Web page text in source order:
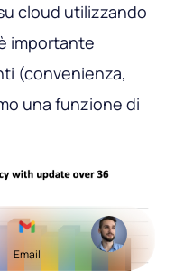
cloud utilizzando
importante
(convenienza,
una funzione di
Email